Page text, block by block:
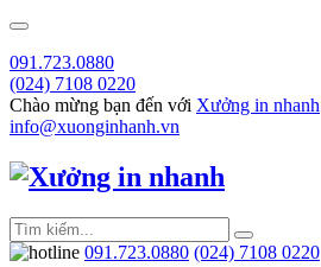
091.723.0880
(024) 7108 0220
Chào mừng bạn đến với Xưởng in nhanh
info@xuonginhanh.vn
091.723.0880 (024) 7108 0220